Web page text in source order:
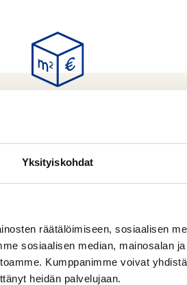
Yksityiskohdat
räätälöimiseen, sosiaalisen
sosiaalisen median, mainosalan
Kumppanimme voivat
heidän palvelujaan.
NELIÖHINTA